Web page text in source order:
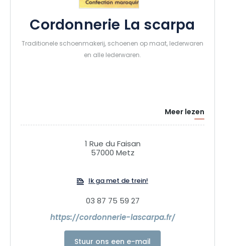
Cordonnerie La scarpa
Traditionele schoenmakerij, schoenen op maat, lederwaren
en alle lederwaren.
Meer lezen
1 Rue du Faisan
57000 Metz
Ik ga met de trein!
03 87 75 59 27
https://cordonnerie-lascarpa.fr/
Stuur ons een e-mail